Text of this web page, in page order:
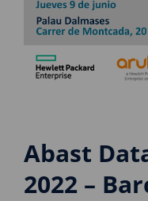
Abast
2022 –